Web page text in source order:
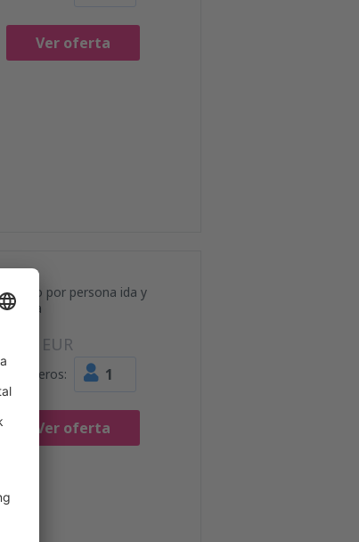
Ver oferta
Precio por persona ida y
vuelta
EUR
Pasajeros: 1
Ver oferta